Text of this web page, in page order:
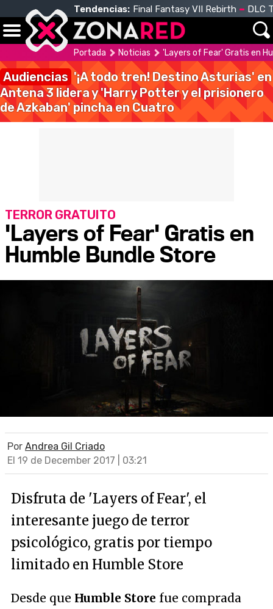
Tendencias: Final Fantasy VII Rebirth DLC
Portada Noticias 'Layers of Fear' Gratis en
Audiencias '¡A todo tren! Destino Asturias' en
Antena 3 lidera y 'Harry Potter y el prisionero
de Azkaban' pincha en Cuatro
'Layers of Fear' Gratis en
Humble Bundle Store
TERROR GRATUITO
Por Andrea Gil Criado
El 19 de December 2017 | 03:21
Disfruta de 'Layers of Fear', el
interesante juego de terror
psicológico, gratis por tiempo
limitado en Humble Store
Desde que Humble Store fue comprada